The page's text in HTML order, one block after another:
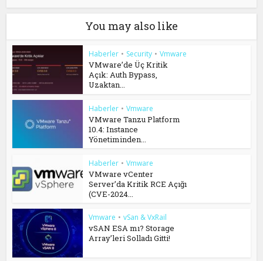
You may also like
Haberler • Security • Vmware
VMware’de Üç Kritik
Açık: Auth Bypass,
Uzaktan...
Haberler • Vmware
VMware Tanzu Platform
10.4: Instance
Yönetiminden...
Haberler • Vmware
VMware vCenter
Server’da Kritik RCE Açığı
(CVE-2024...
Vmware • vSan & VxRail
vSAN ESA mı? Storage
Array’leri Solladı Gitti!